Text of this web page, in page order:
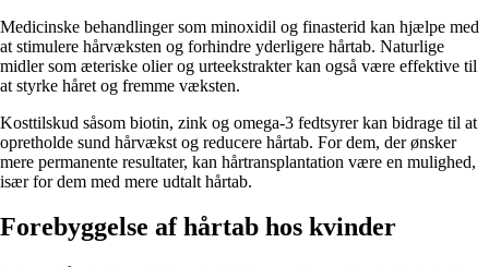
Medicinske behandlinger som minoxidil og finasterid kan hjælpe med
at stimulere hårvæksten og forhindre yderligere hårtab. Naturlige
midler som æteriske olier og urteekstrakter kan også være effektive til
at styrke håret og fremme væksten.
Kosttilskud såsom biotin, zink og omega-3 fedtsyrer kan bidrage til at
opretholde sund hårvækst og reducere hårtab. For dem, der ønsker
mere permanente resultater, kan hårtransplantation være en mulighed,
især for dem med mere udtalt hårtab.
Forebyggelse af hårtab hos kvinder